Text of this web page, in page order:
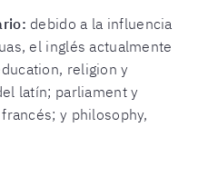
debido a la influencia
el inglés actualmente
religion y
latín; parliament y
y philosophy,